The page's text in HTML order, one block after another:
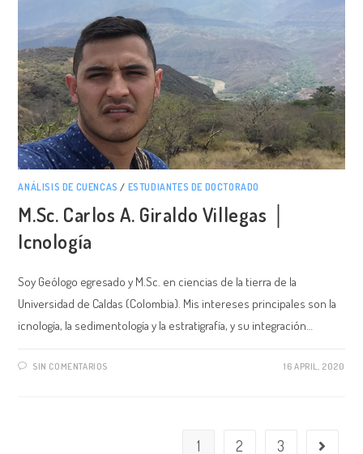
ANÁLISIS DE CUENCAS / ESTUDIANTES DE DOCTORADO
M.Sc. Carlos A. Giraldo Villegas │
Icnología
Soy Geólogo egresado y M.Sc. en ciencias de la tierra de la
Universidad de Caldas (Colombia). Mis intereses principales son la
icnología, la sedimentología y la estratigrafía, y su integración…
SIN COMENTARIOS 16 APRIL, 2020
1 2 3